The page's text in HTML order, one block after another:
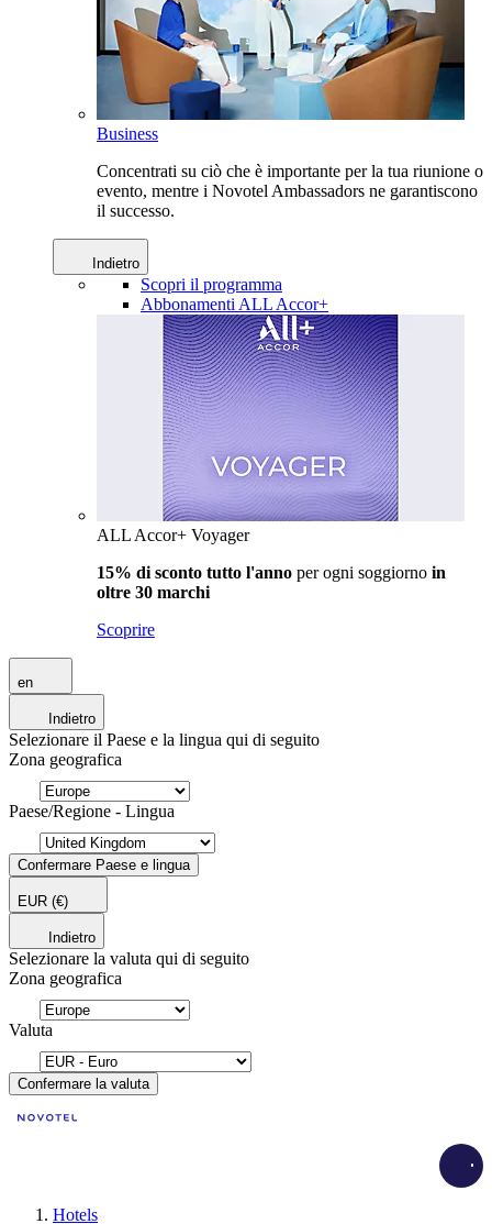
Business
Concentrati su ciò che è importante per la tua riunione o
evento, mentre i Novotel Ambassadors ne garantiscono
il successo.
Indietro
Scopri il programma
Abbonamenti ALL Accor+
ALL Accor+ Voyager
15% di sconto tutto l'anno per ogni soggiorno in
oltre 30 marchi
Scoprire
en
Indietro
Selezionare il Paese e la lingua qui di seguito
Zona geografica
Paese/Regione - Lingua
Confermare Paese e lingua
EUR (€)
Indietro
Selezionare la valuta qui di seguito
Zona geografica
Valuta
Confermare la valuta
Hotels